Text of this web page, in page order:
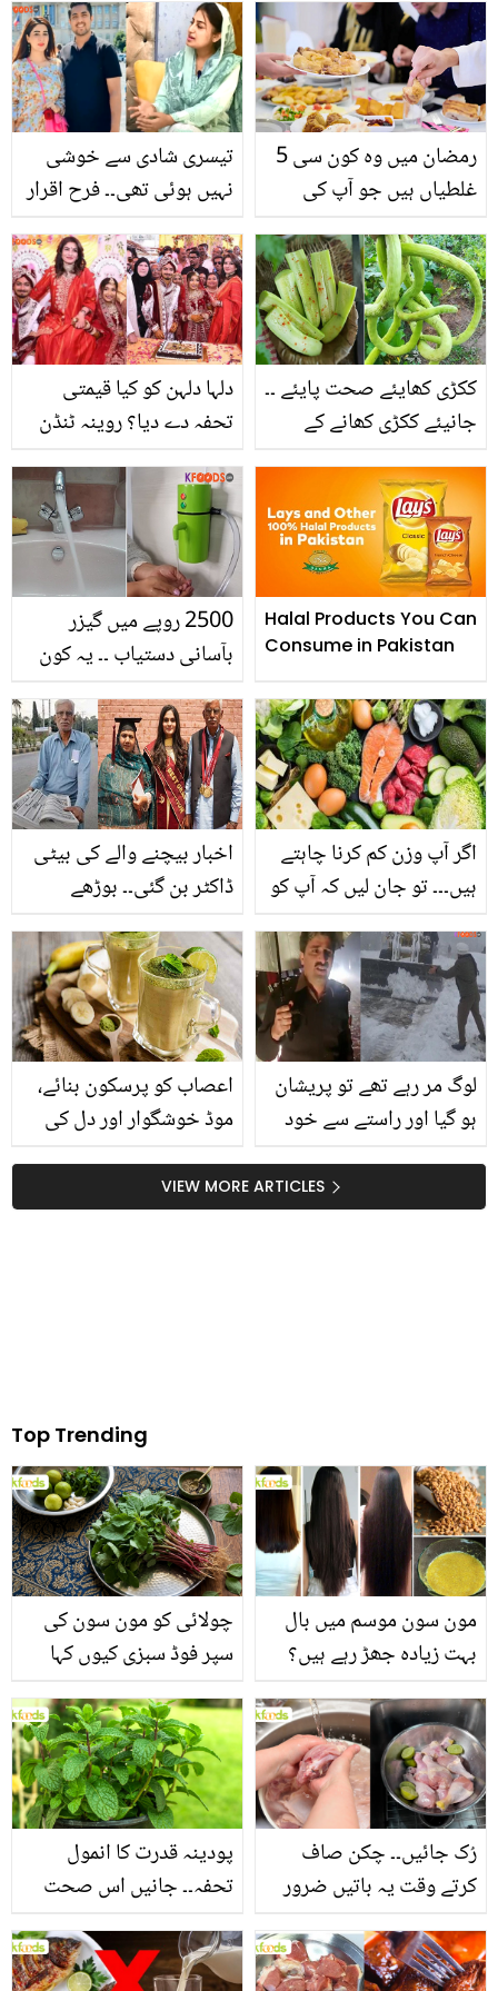
کرنے والے گھریلو ٹوٹکے
ہیرو کون تھا جس نے اپنی
جان پر کھیل کر بڑا سانحہ
ہونے سے بچا لیا؟
تیسری شادی سے خوشی
نہیں ہوئی تھی۔۔ فرح اقرار
شادیوں پر دل کی بات بتا
دی
رمضان میں وہ کون سی 5
غلطیاں ہیں جو آپ کی
سکتی ہیں، ان سے بچنے کا
کیا طریقہ ہے؟
دلہا دلہن کو کیا قیمتی
تحفہ دے دیا؟ روینہ ٹنڈن
شرکت، وائرل ویڈیو نے
صارفین کے دل جیت لیئے
ککڑی کھایئے صحت پایئے ۔۔
جانیئے ککڑی کھانے کے
حیران کُن فوائد
2500 روپے میں گیزر
بآسانی دستیاب ۔۔ یہ کون
بھی وقت آپ کو دے گرم
پانی اور بچائے گیس کے بل
کا خرچہ
Halal Products You Can
Consume in Pakistan
اخبار بیچنے والے کی بیٹی
ڈاکٹر بن گئی۔۔ بوڑھے
رزلٹ دیکھا، تو کیا کیا؟
اگر آپ وزن کم کرنا چاہتے
ہیں۔۔۔ تو جان لیں کہ آپ کو
استعمال کرنا چاہیے تاکہ آپ
بھی ہو سکیں ایک دم فٹ
اور اسمارٹ
اعصاب کو پرسکون بنائے،
موڈ خوشگوار اور دل کی
کیلے کی چائے بےخوابی کا
سستا اور آزمودہ نسخہ
لوگ مر رہے تھے تو پریشان
ہو گیا اور راستے سے خود
بستہ سردی میں یہ نیک
آفسر کون تھا جو لوگوں کی
VIEW MORE ARTICLES
Top Trending
چولائی کو مون سون کی
سپر فوڈ سبزی کیوں کہا
منرلز اور اینٹی آکسیڈنٹس
سے بھرپور اس سبزی کے
فائدے
مون سون موسم میں بال
بہت زیادہ جھڑ رہے ہیں؟
بنانے کے چند قدرتی طریقے
پودینہ قدرت کا انمول
تحفہ۔۔ جانیں اس صحت
انگیز طبی فوائد
رُک جائیں۔۔ چکن صاف
کرتے وقت یہ باتیں ضرور